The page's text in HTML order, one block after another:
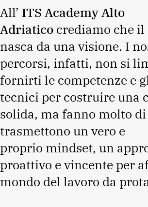
All’ ITS Academy Alto
Adriatico crediamo che il
nasca da una visione. I
percorsi, infatti, non si
fornirti le competenze e
tecnici per costruire una
solida, ma fanno molto
trasmettono un vero e
proprio mindset, un
proattivo e vincente per
mondo del lavoro da